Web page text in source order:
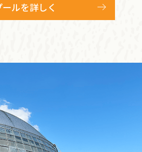
ールを詳しく